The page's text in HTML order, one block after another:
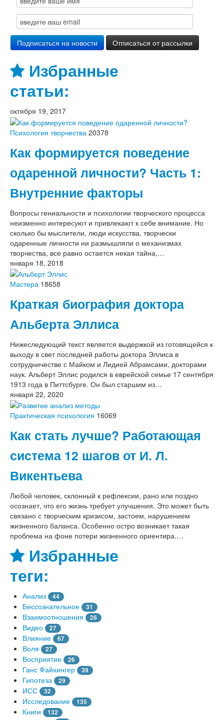
Избранные
статьи:
октября 19, 2017
Психология творчества 20378
Как формируется поведение
одаренной личности? Часть 1:
Внутренние факторы
Вопросы гениальности и психологии творческого процесса
неизменно интересуют и привлекают к себе внимание. Но
сколько бы мыслители, люди искусства, творчески
одаренные личности ни размышляли о механизмах
творчества, все равно остается некая тайна,…
января 18, 2018
Мастера 18658
Краткая биография доктора
Альберта Эллиса
Нижеследующий текст является выдержкой из готовящейся к
выходу в свет последней работы доктора Эллиса в
сотрудничестве с Майком и Лидией Абрамсами, докторами
наук. Альберт Эллис родился в еврейской семье 17 сентября
1913 года в Питтсбурге. Он был старшим из…
января 22, 2020
Практическая психология 16069
Как стать лучше? Работающая
система 12 шагов от И. Л.
Викентьева
Любой человек, склонный к рефлексии, рано или поздно
осознает, что его жизнь требует улучшения. Это может быть
связано с творческим кризисом, застоем, нарушением
жизненного баланса. Особенно остро возникает такая
проблема на фоне потери жизненного ориентира.…
Избранные
теги:
Анализ 44
Бессознательное 31
Взаимоотношения 26
Видео 27
Влияние 67
Воля 27
Восприятие 26
Ганс Файхингер 39
Гипотеза 29
ИСС 32
Исследование 135
Книги 132